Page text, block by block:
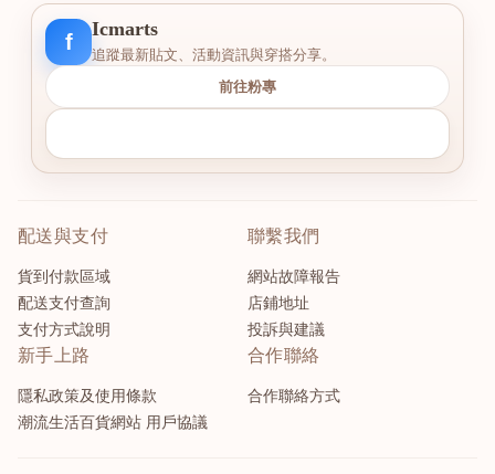
f
Icmarts
追蹤最新貼文、活動資訊與穿搭分享。
前往粉專
配送與支付
貨到付款區域
配送支付查詢
支付方式說明
聯繫我們
網站故障報告
店鋪地址
投訴與建議
新手上路
隱私政策及使用條款
潮流生活百貨網站 用戶協議
合作聯絡
合作聯絡方式